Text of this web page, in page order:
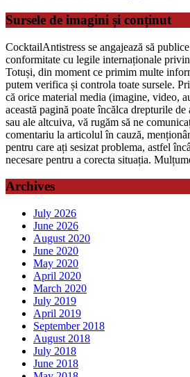
Sursele de imagini și conținut
CocktailAntistress se angajează să
conformitate cu legile internaționale
Totuși, din moment ce primim multe
putem verifica și controla toate sursele.
că orice material media (imagine, video,
această pagină poate încălca drepturile de
sau ale altcuiva, vă rugăm să ne
comentariu la articolul în cauză,
pentru care ați sesizat problema, astfel
necesare pentru a corecta situația.
Archives
July 2026
June 2026
August 2020
June 2020
May 2020
April 2020
March 2020
July 2019
April 2019
September 2018
August 2018
July 2018
June 2018